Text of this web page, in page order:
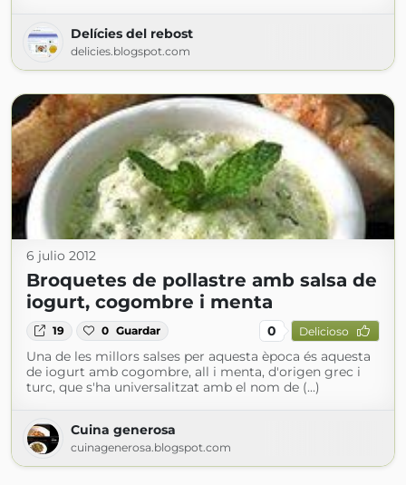
Delícies del rebost
delicies.blogspot.com
6 julio 2012
Broquetes de pollastre amb salsa de
iogurt, cogombre i menta
19 0 Guardar 0 Delicioso
Una de les millors salses per aquesta època és aquesta
de iogurt amb cogombre, all i menta, d'origen grec i
turc, que s'ha universalitzat amb el nom de (...)
Cuina generosa
cuinagenerosa.blogspot.com